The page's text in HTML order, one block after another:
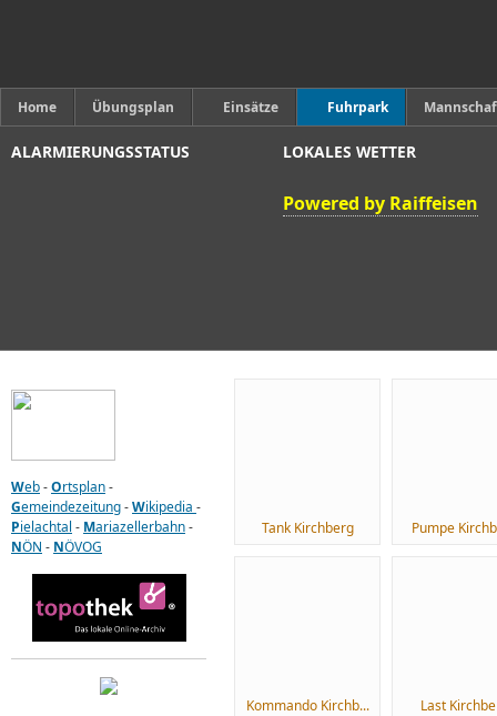
Home Übungsplan Einsätze Fuhrpark
ALARMIERUNGSSTATUS LOKALES WETTER
Powered by Raiffeisen
Tank Kirchberg Pumpe
Kommando Kirchb... Last
Web-Ortsplan-
Gemeindezeitung-Wikipedia -
Pielachtal - Mariazellerbahn-
NÖN - NÖVOG